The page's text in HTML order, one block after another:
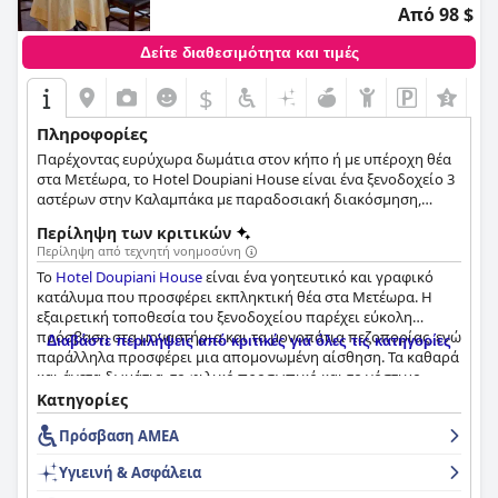
Από 98 $
Δείτε διαθεσιμότητα και τιμές
$
Πληροφορίες
Παρέχοντας ευρύχωρα δωμάτια στον κήπο ή με υπέροχη θέα
στα Μετέωρα, το Hotel Doupiani House είναι ένα ξενοδοχείο 3
αστέρων στην Καλαμπάκα με παραδοσιακή διακόσμηση,
Περίληψη των κριτικών
Περίληψη από τεχνητή νοημοσύνη
Το Hotel Doupiani Houseείναι ένα γοητευτικό και γραφικό
κατάλυμα που προσφέρει εκπληκτική θέα στα Μετέωρα. Η
εξαιρετική τοποθεσία του ξενοδοχείου παρέχει εύκολη
πρόσβαση στα μοναστήρια και τα μονοπάτια πεζοπορίας, ενώ
παράλληλα προσφέρει μια απομονωμένη αίσθηση. Τα καθαρά
και άνετα δωμάτια, το φιλικό προσωπικό και το νόστιμο
σπιτικό πρωινό που σερβίρεται σε μια όμορφη βεράντα στον
κήπο με υπέροχη θέα επαινούνται σταθερά από τους
επισκέπτες. Το ξενοδοχείο προσφέρει μια ζεστή και οικεία
εξυπηρετικό προσωπικό. Ο χώρος στάθμευσης είναι άφθονος
Διαβάστε περιλήψεις από κριτικές για όλες τις κατηγορίες
Κατηγορίες
Πρόσβαση ΑΜΕΑ
Υγιεινή & Ασφάλεια